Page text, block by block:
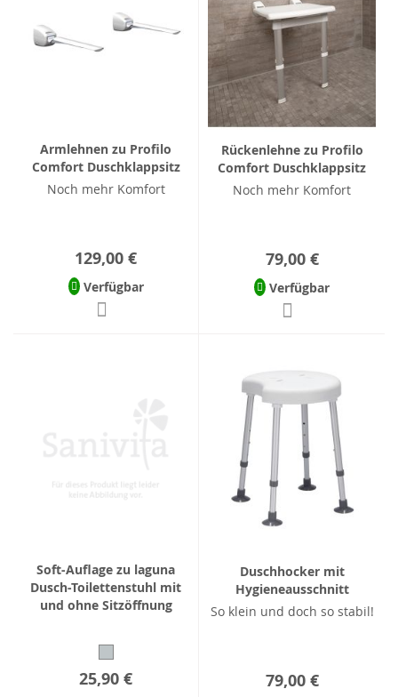
Armlehnen zu Profilo
Comfort Duschklappsitz
Noch mehr Komfort
129,00 €
Verfügbar
Rückenlehne zu Profilo
Comfort Duschklappsitz
Noch mehr Komfort
79,00 €
Verfügbar
Soft-Auflage zu laguna
Dusch-Toilettenstuhl mit
und ohne Sitzöffnung
25,90 €
Duschhocker mit
Hygieneausschnitt
So klein und doch so stabil!
79,00 €